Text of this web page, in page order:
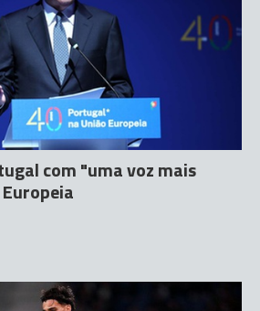
com "uma voz mais